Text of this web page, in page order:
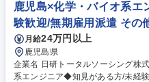
鹿児島×化学・バイオ系エ
験歓迎/無期雇用派遣 その
月給24万円以上
鹿児島県
企業名 日研トータルソーシング株式会社 求人名 ◆鹿児島×化学
系エンジニア◆知見がある方/未経験歓迎/無期